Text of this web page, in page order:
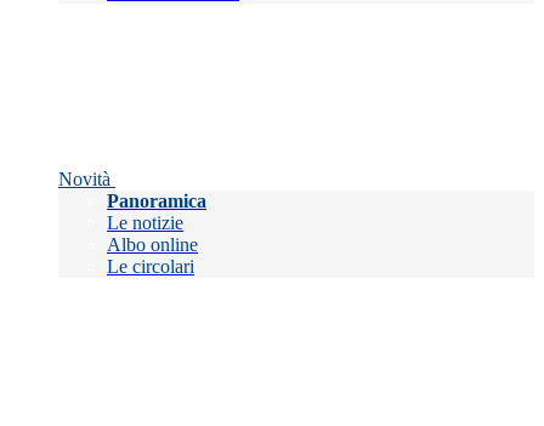
Novità
Panoramica
Le notizie
Albo online
Le circolari